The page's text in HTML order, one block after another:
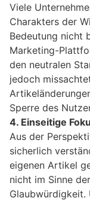
Viele
Charakters der
Bedeutung nicht
Marketing-
den neutralen
jedoch
Sperre des
4. Einseitige
Aus der
sicherlich
eigenen Artikel
nicht im Sinne
Glaubwürdigkeit.